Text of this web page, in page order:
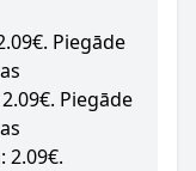
Piegāde
Piegāde
2.09€.